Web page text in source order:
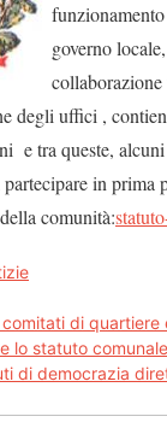
governo
degli uffici ,
e tra queste,
in prima
comunità:
di quartiere
lo statuto
di democrazia